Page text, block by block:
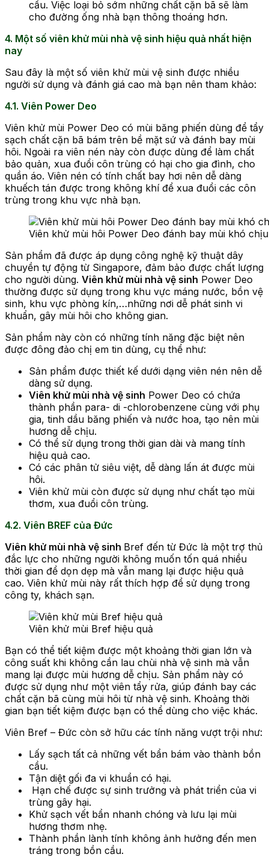
cầu. Việc loại bỏ sớm những chất cặn bã sẽ làm
cho đường ống nhà bạn thông thoáng hơn.
4. Một số viên khử mùi nhà vệ sinh hiệu quả nhất hiện
nay
Sau đây là một số viên khử mùi vệ sinh được nhiều
người sử dụng và đánh giá cao mà bạn nên tham khảo:
4.1. Viên Power Deo
Viên khử mùi Power Deo có mùi băng phiến dùng để tẩy
sạch chất cặn bã bám trên bề mặt sứ và đánh bay mùi
hôi. Ngoài ra viên nén này còn được dùng để làm chất
bảo quản, xua đuổi côn trùng có hại cho gia đình, cho
quần áo. Viên nén có tính chất bay hơi nên dễ dàng
khuếch tán được trong không khí để xua đuổi các côn
trùng trong khu vực nhà bạn.
Viên khử mùi hôi Power Deo đánh bay mùi khó chịu
Sản phẩm đã được áp dụng công nghệ kỹ thuật dây
chuyền tự động từ Singapore, đảm bảo được chất lượng
cho người dùng. Viên khử mùi nhà vệ sinh Power Deo
thường được sử dụng trong khu vực máng nước, bồn vệ
sinh, khu vực phòng kín,…những nơi dễ phát sinh vi
khuẩn, gây mùi hôi cho không gian.
Sản phẩm này còn có những tính năng đặc biệt nên
được đông đảo chị em tin dùng, cụ thể như:
Sản phẩm được thiết kế dưới dạng viên nén nên dễ
dàng sử dụng.
Viên khử mùi nhà vệ sinh Power Deo có chứa
thành phần para- di -chlorobenzene cùng với phụ
gia, tinh dầu băng phiến và nước hoa, tạo nên mùi
hương dễ chịu.
Có thể sử dụng trong thời gian dài và mang tính
hiệu quả cao.
Có các phân tử siêu việt, dễ dàng lấn át được mùi
hôi.
Viên khử mùi còn được sử dụng như chất tạo mùi
thơm, xua đuổi côn trùng.
4.2. Viên BREF của Đức
Viên khử mùi nhà vệ sinh Bref đến từ Đức là một trợ thủ
đắc lực cho những người không muốn tốn quá nhiều
thời gian để dọn dẹp mà vẫn mang lại được hiệu quả
cao. Viên khử mùi này rất thích hợp để sử dụng trong
công ty, khách sạn.
Viên khử mùi Bref hiệu quả
Bạn có thể tiết kiệm được một khoảng thời gian lớn và
công suất khi không cần lau chùi nhà vệ sinh mà vẫn
mang lại được mùi hương dễ chịu. Sản phẩm này có
được sử dụng như một viên tẩy rửa, giúp đánh bay các
chất cặn bã cùng mùi hôi từ nhà vệ sinh. Khoảng thời
gian bạn tiết kiệm được bạn có thể dùng cho việc khác.
Viên Bref – Đức còn sở hữu các tính năng vượt trội như:
Lấy sạch tất cả những vết bẩn bám vào thành bồn
cầu.
Tận diệt gối đa vi khuẩn có hại.
Hạn chế được sự sinh trưởng và phát triển của vi
trùng gây hại.
Khử sạch vết bẩn nhanh chóng và lưu lại mùi
hương thơm nhẹ.
Thành phần lành tính không ảnh hưởng đến men
tráng trong bồn cầu.